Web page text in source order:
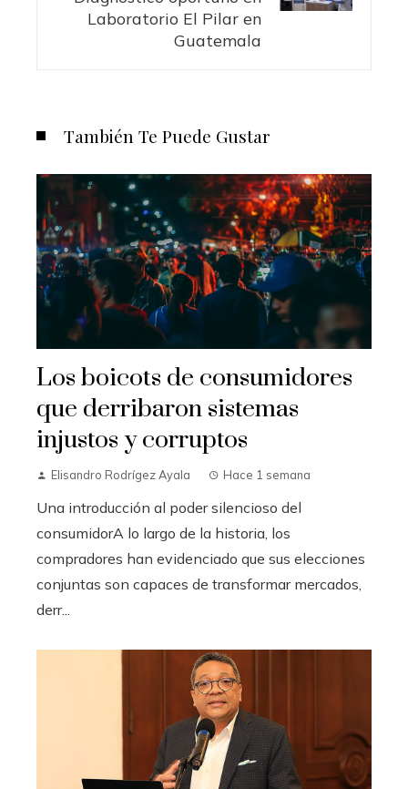
Laboratorio El Pilar en
Guatemala
También Te Puede Gustar
Los boicots de consumidores
que derribaron sistemas
injustos y corruptos
Elisandro Rodrígez Ayala Hace 1 semana
Una introducción al poder silencioso del
consumidorA lo largo de la historia, los
compradores han evidenciado que sus elecciones
conjuntas son capaces de transformar mercados,
derr...